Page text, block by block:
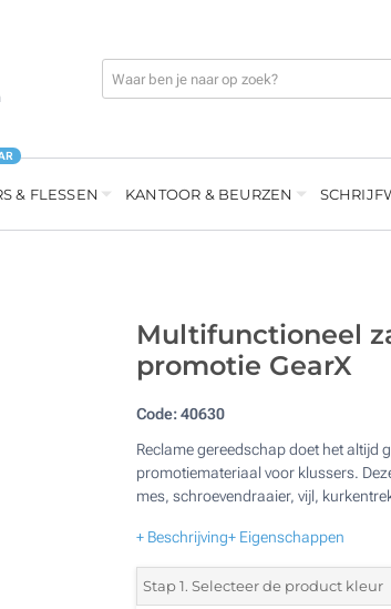
& FLESSEN KANTOOR & BEURZEN
Multifunctioneel
promotie GearX
Code:40630
Reclame gereedschap doet het altijd
promotiemateriaal voor klussers.
mes, schroevendraaier, vijl,
+ Beschrijving+ Eigenschappen
Stap 1. Selecteer de product kleur